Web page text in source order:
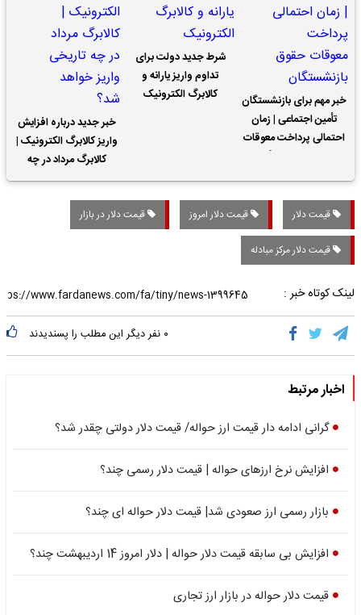
خبر مهم برای بازنشستگان
تأمین اجتماعی | زمان
احتمالی پرداخت معوقات
شرط جدید دولت برای
تداوم واریز یارانه و
کالابرگ الکترونیک
خبر جدید درباره افزایش
واریز کالابرگ الکترونیک |
کالابرگ مرداد در چه
تاریخی واریز خواهد شد؟
قیمت دلار قیمت دلار امروز قیمت دلار در بازار
قیمت دلار مرکز مبادله
لینک کوتاه خبر :
۰ نفر دیگر این مطلب را پسندیدند
اخبار مرتبط
گرانی ادامه دار قیمت ارز حواله/ قیمت دلار دولتی چقدر شد؟
افزایش نرخ ارزهای حواله | قیمت دلار رسمی چند؟
بازار رسمی ارز صعودی شد| قیمت دلار حواله ای چند؟
افزایش بی سابقه قیمت دلار حواله‌ | دلار امروز 14 اردیبهشت چند؟
قیمت دلار حواله در بازار ارز تجاری